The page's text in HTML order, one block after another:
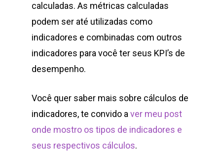
calculadas. As métricas calculadas
podem ser até utilizadas como
indicadores e combinadas com outros
indicadores para você ter seus KPI’s de
desempenho.
Você quer saber mais sobre cálculos de
indicadores, te convido a ver meu post
onde mostro os tipos de indicadores e
seus respectivos cálculos.